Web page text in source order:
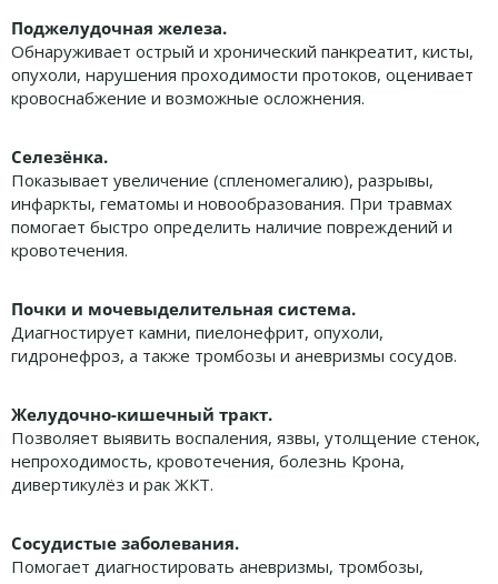
Поджелудочная железа.
Обнаруживает острый и хронический панкреатит, кисты,
опухоли, нарушения проходимости протоков, оценивает
кровоснабжение и возможные осложнения.
Селезёнка.
Показывает увеличение (спленомегалию), разрывы,
инфаркты, гематомы и новообразования. При травмах
помогает быстро определить наличие повреждений и
кровотечения.
Почки и мочевыделительная система.
Диагностирует камни, пиелонефрит, опухоли,
гидронефроз, а также тромбозы и аневризмы сосудов.
Желудочно-кишечный тракт.
Позволяет выявить воспаления, язвы, утолщение стенок,
непроходимость, кровотечения, болезнь Крона,
дивертикулёз и рак ЖКТ.
Сосудистые заболевания.
Помогает диагностировать аневризмы, тромбозы,